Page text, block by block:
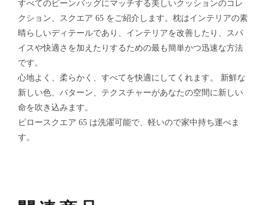
すべてのビーンバッグにマッチする美しいクッションのコレ
クション、スクエア 65 をご紹介します。枕はインテリアの素
晴らしいディテールであり、インテリアを改善したり、スパ
イスや快適さを加えたりするための最も簡単かつ迅速な方法
です。
心地よく、柔らかく、すべてを快適にしてくれます。 新鮮な
新しい色、パターン、テクスチャーがあなたの空間に新しい
命を吹き込みます。
ピロースクエア 65 は洗濯可能で、軽いので家中持ち運べま
す。